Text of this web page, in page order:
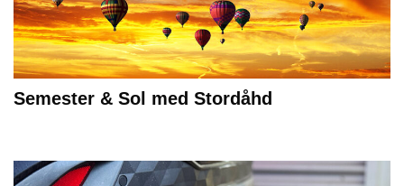
Semester & Sol med Stordåhd